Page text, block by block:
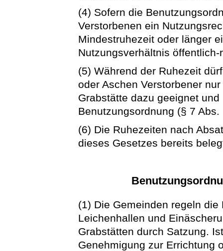
(4) Sofern die
Verstorbenen ein
Mindestruhezeit oder länger
Nutzungsverhältnis öffentlich-
(5) Während der Ruhezeit
oder Aschen Verstorbener
Grabstätte dazu geeignet
Benutzungsordnung (§ 7 Abs.
(6) Die Ruhezeiten nach
dieses Gesetzes bereits
(1) Die Gemeinden regeln
Leichenhallen und
Grabstätten durch Satzung.
Genehmigung zur Errichtung